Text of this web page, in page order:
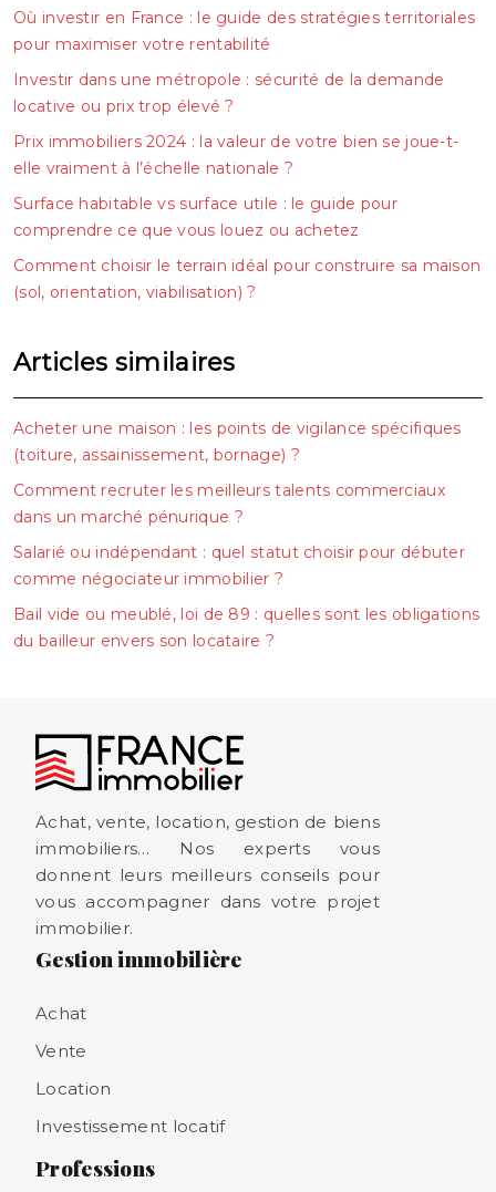
Où investir en France : le guide des stratégies territoriales
pour maximiser votre rentabilité
Investir dans une métropole : sécurité de la demande
locative ou prix trop élevé ?
Prix immobiliers 2024 : la valeur de votre bien se joue-t-
elle vraiment à l’échelle nationale ?
Surface habitable vs surface utile : le guide pour
comprendre ce que vous louez ou achetez
Comment choisir le terrain idéal pour construire sa maison
(sol, orientation, viabilisation) ?
Articles similaires
Acheter une maison : les points de vigilance spécifiques
(toiture, assainissement, bornage) ?
Comment recruter les meilleurs talents commerciaux
dans un marché pénurique ?
Salarié ou indépendant : quel statut choisir pour débuter
comme négociateur immobilier ?
Bail vide ou meublé, loi de 89 : quelles sont les obligations
du bailleur envers son locataire ?
Achat, vente, location, gestion de biens
immobiliers… Nos experts vous
donnent leurs meilleurs conseils pour
vous accompagner dans votre projet
immobilier.
Gestion immobilière
Achat
Vente
Location
Investissement locatif
Professions